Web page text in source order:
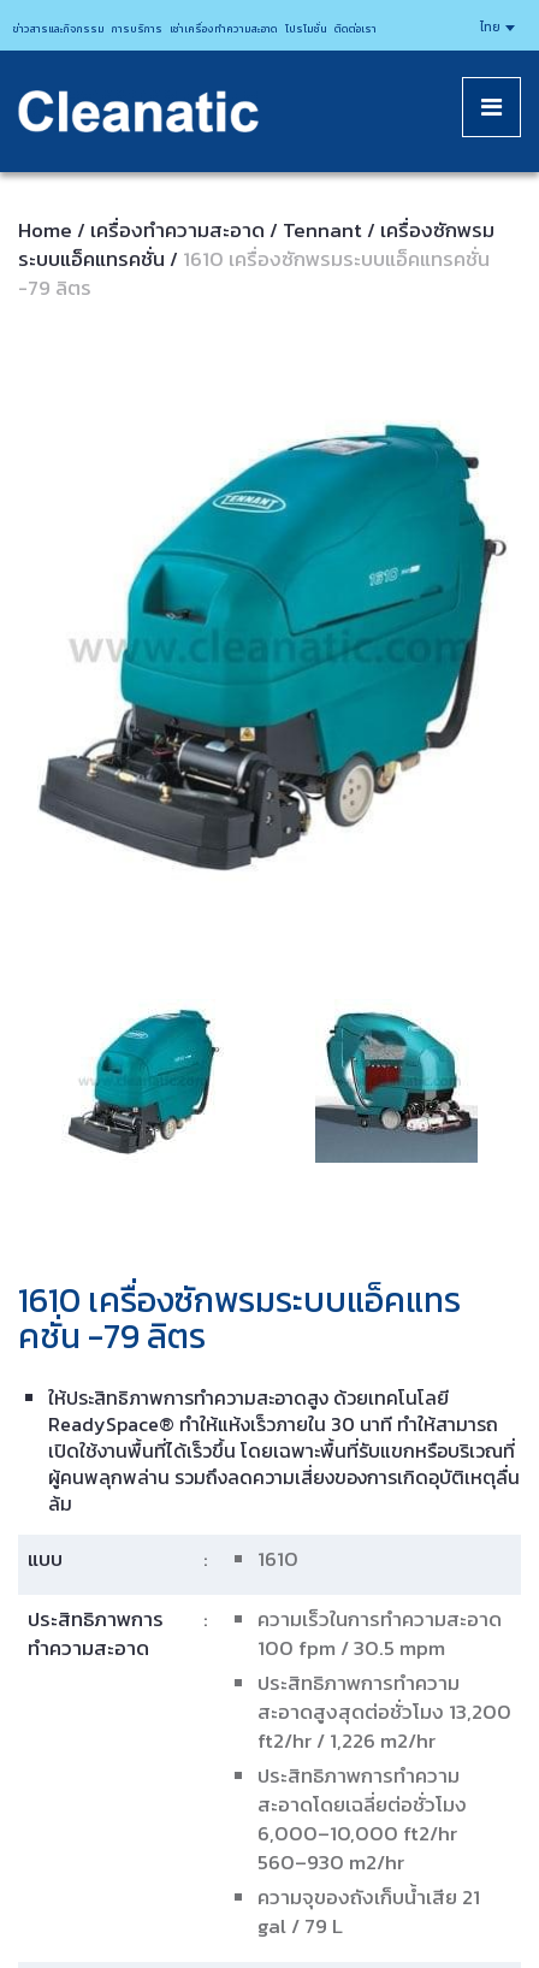
CLEANATICJ
ข่าวสารและกิจกรรม การบริการ เช่าเครื่องทำความสะอาด โปรโมชั่น ติดต่อเรา ไทย
Home / เครื่องทำความสะอาด / Tennant/ เครื่องซักพรม
ระบบแอ็คแทรคชั่น / 1610 เครื่องซักพรมระบบแอ็คแทรคชั่น
-79 ลิตร
1610 เครื่องซักพรมระบบแอ็คแทร
คชั่น -79 ลิตร
ให้ประสิทธิภาพการทำความสะอาดสูง ด้วยเทคโนโลยี
ReadySpace® ทำให้แห้งเร็วภายใน 30 นาที ทำให้สามารถ
เปิดใช้งานพื้นที่ได้เร็วขึ้น โดยเฉพาะพื้นที่รับแขกหรือบริเวณที่
ผู้คนพลุกพล่าน รวมถึงลดความเสี่ยงของการเกิดอุบัติเหตุลื่น
ล้ม
แบบ :
1610
ประสิทธิภาพการ
ทำความสะอาด
:
ความเร็วในการทำความสะอาด
100 fpm / 30.5 mpm
ประสิทธิภาพการทำความ
สะอาดสูงสุดต่อชั่วโมง 13,200
ft2/hr / 1,226 m2/hr
ประสิทธิภาพการทำความ
สะอาดโดยเฉลี่ยต่อชั่วโมง
6,000–10,000 ft2/hr
560–930 m2/hr
ความจุของถังเก็บน้ำเสีย 21
gal / 79 L